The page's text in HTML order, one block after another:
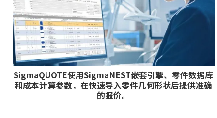
SigmaQUOTE使用SigmaNEST嵌套引擎、零件数据库
和成本计算参数，在快速导入零件几何形状后提供准确
的报价。